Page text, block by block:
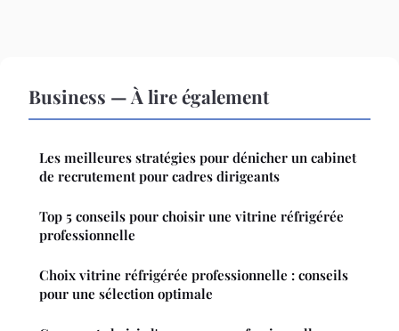
Business — À lire également
Les meilleures stratégies pour dénicher un cabinet
de recrutement pour cadres dirigeants
Top 5 conseils pour choisir une vitrine réfrigérée
professionnelle
Choix vitrine réfrigérée professionnelle : conseils
pour une sélection optimale